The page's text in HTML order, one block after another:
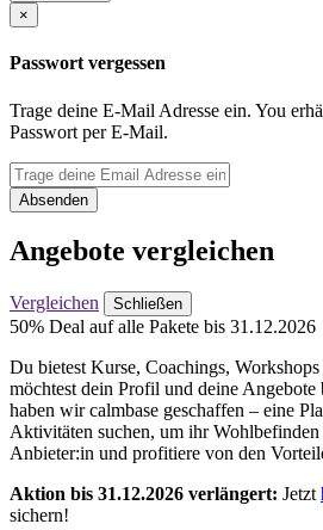
×
Passwort vergessen
Trage deine E-Mail Adresse ein. You
Passwort per E-Mail.
Absenden
Angebote vergleichen
Vergleichen Schließen
50% Deal auf alle Pakete bis 31.12.2026
Du bietest Kurse, Coachings, Workshops
möchtest dein Profil und deine
haben wir calmbase geschaffen – eine
Aktivitäten suchen, um ihr Wohlbefinden
Anbieter:in und profitiere von den
Aktion bis 31.12.2026 verlängert: Jetzt
sichern!